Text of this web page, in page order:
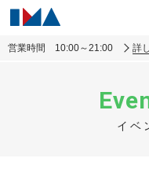
営業時間 10:00～21:00 詳
イベ